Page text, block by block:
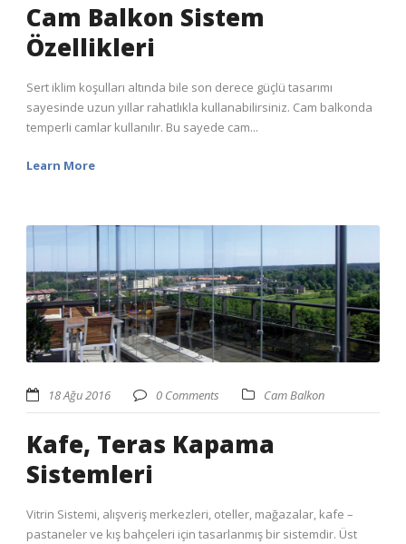
Cam Balkon Sistem
Özellikleri
Sert iklim koşulları altında bile son derece güçlü tasarımı
sayesinde uzun yıllar rahatlıkla kullanabilirsiniz. Cam balkonda
temperli camlar kullanılır. Bu sayede cam...
Learn More
18 Ağu 2016 0 Comments Cam Balkon
Kafe, Teras Kapama
Sistemleri
Vitrin Sistemi, alışveriş merkezleri, oteller, mağazalar, kafe –
pastaneler ve kış bahçeleri için tasarlanmış bir sistemdir. Üst